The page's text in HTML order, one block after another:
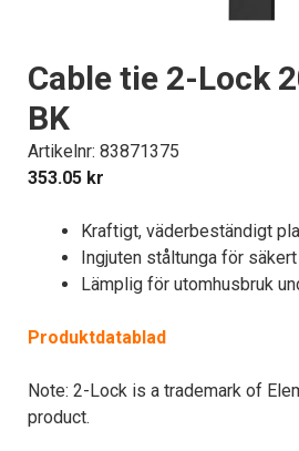
Cable tie 2-Lock
BK
Artikelnr: 83871375
353.05 kr
Kraftigt, väderbeständigt
Ingjuten ståltunga för
Lämplig för utomhusbruk
Produktdatablad
Note: 2-Lock is a trademark of
product.